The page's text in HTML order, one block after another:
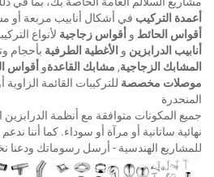
أعمدة التركيب في أشكال أنابيب مربعة أو
أقواس الحائط و أقواس زجاجية لأنواع
أنابيب الدرابزين و الأغطية الطرفية بأحجام
المشابك الزجاجية, مشابك القاعدةو أقواس
موصلات مخصصة
المنحدرة
جميع المكونات متوافقة مع أنظمة الدرابزين
نهائية ساتانية أو مرآة أو سوداء. كما أننا
للمشاريع الهندسية - أرسل رسوماتك